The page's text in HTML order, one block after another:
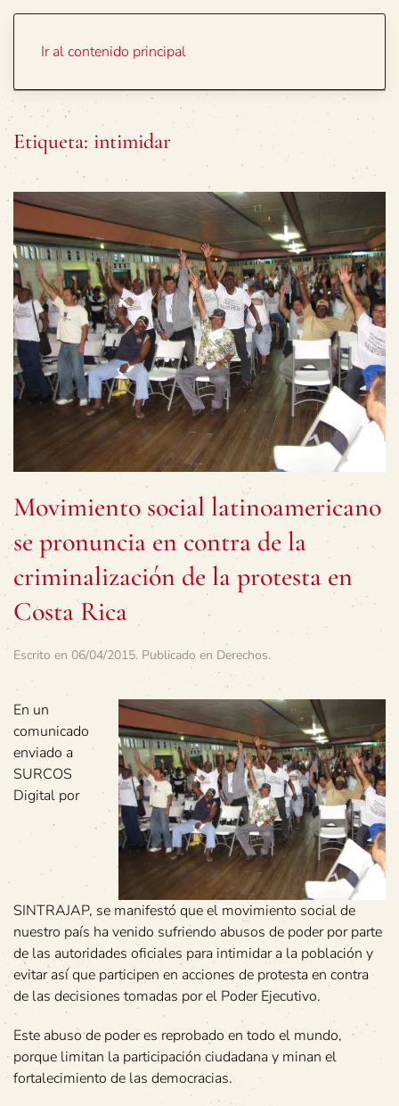
Ir al contenido principal
Etiqueta: intimidar
Movimiento social latinoamericano
se pronuncia en contra de la
criminalización de la protesta en
Costa Rica
Escrito en 06/04/2015. Publicado en Derechos.
En un
comunicado
enviado a
SURCOS
Digital por
SINTRAJAP, se manifestó que el movimiento social de
nuestro país ha venido sufriendo abusos de poder por parte
de las autoridades oficiales para intimidar a la población y
evitar así que participen en acciones de protesta en contra
de las decisiones tomadas por el Poder Ejecutivo.
Este abuso de poder es reprobado en todo el mundo,
porque limitan la participación ciudadana y minan el
fortalecimiento de las democracias.